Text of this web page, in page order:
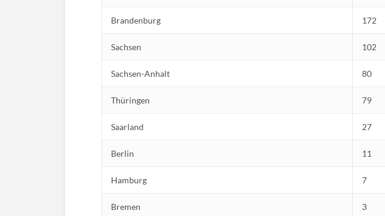
Brandenburg 172
Sachsen 102
Sachsen-Anhalt 80
Thüringen 79
Saarland 27
Berlin 11
Hamburg 7
Bremen 3